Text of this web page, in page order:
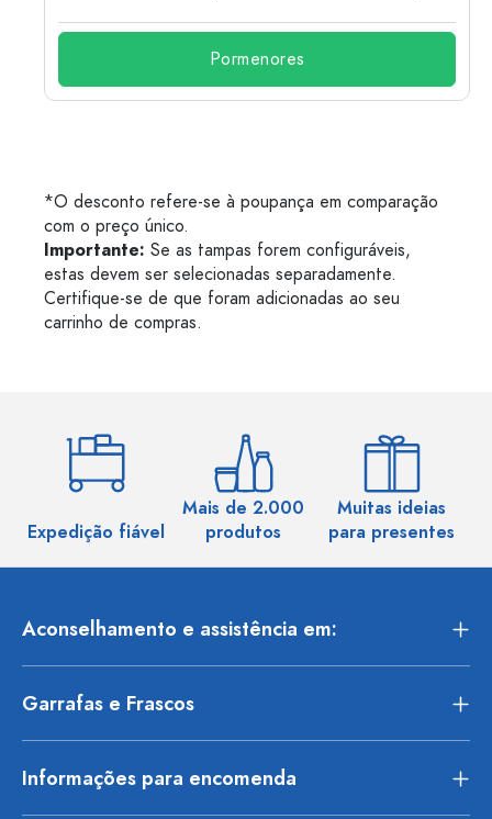
Pormenores
*O desconto refere-se à poupança em comparação
com o preço único.
Importante: Se as tampas forem configuráveis,
estas devem ser selecionadas separadamente.
Certifique-se de que foram adicionadas ao seu
carrinho de compras.
Expedição fiável
Mais de 2.000
produtos
Muitas ideias
para presentes
Aconselhamento e assistência em:
Garrafas e Frascos
Informações para encomenda